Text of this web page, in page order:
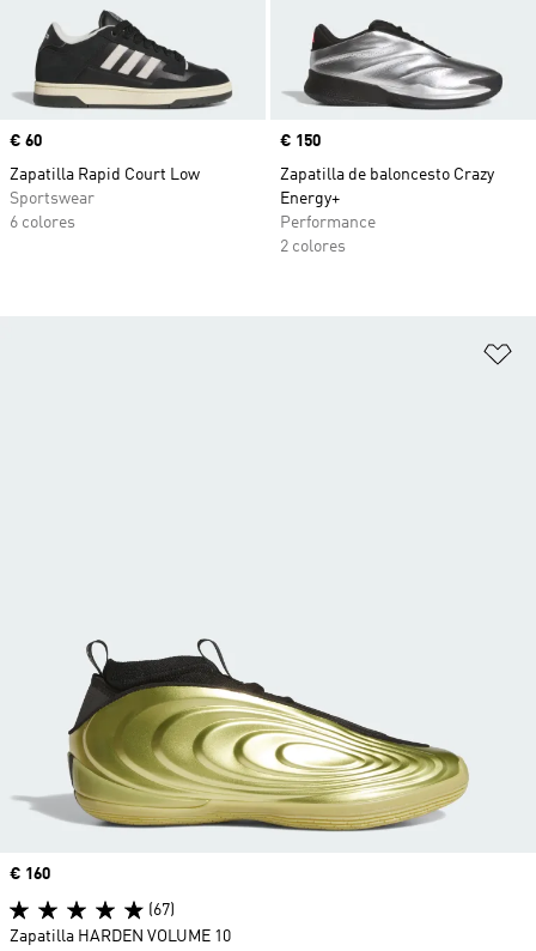
Precio
€ 60
Zapatilla Rapid Court Low
Sportswear
6 colores
Precio
€ 150
Zapatilla de baloncesto Crazy
Energy+
Performance
2 colores
Precio
€ 160
(67)
Zapatilla HARDEN VOLUME 10